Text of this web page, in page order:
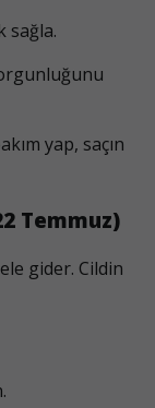
sağla.
yap, saçın
Temmuz)
gider. Cildin